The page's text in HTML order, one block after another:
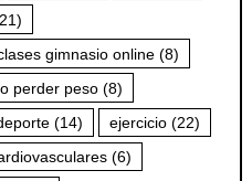
gimnasio online (8)
perder peso (8)
(14) ejercicio (22)
(6)